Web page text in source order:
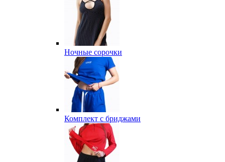
Ночные сорочки
Комплект с бриджами